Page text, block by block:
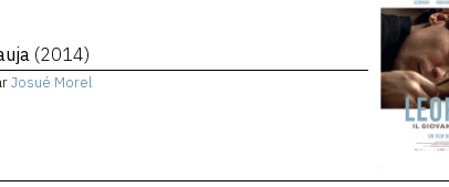
(2014)
Josué Morel